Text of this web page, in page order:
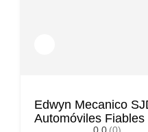
Edwyn Mecanico
Automóviles Fiables